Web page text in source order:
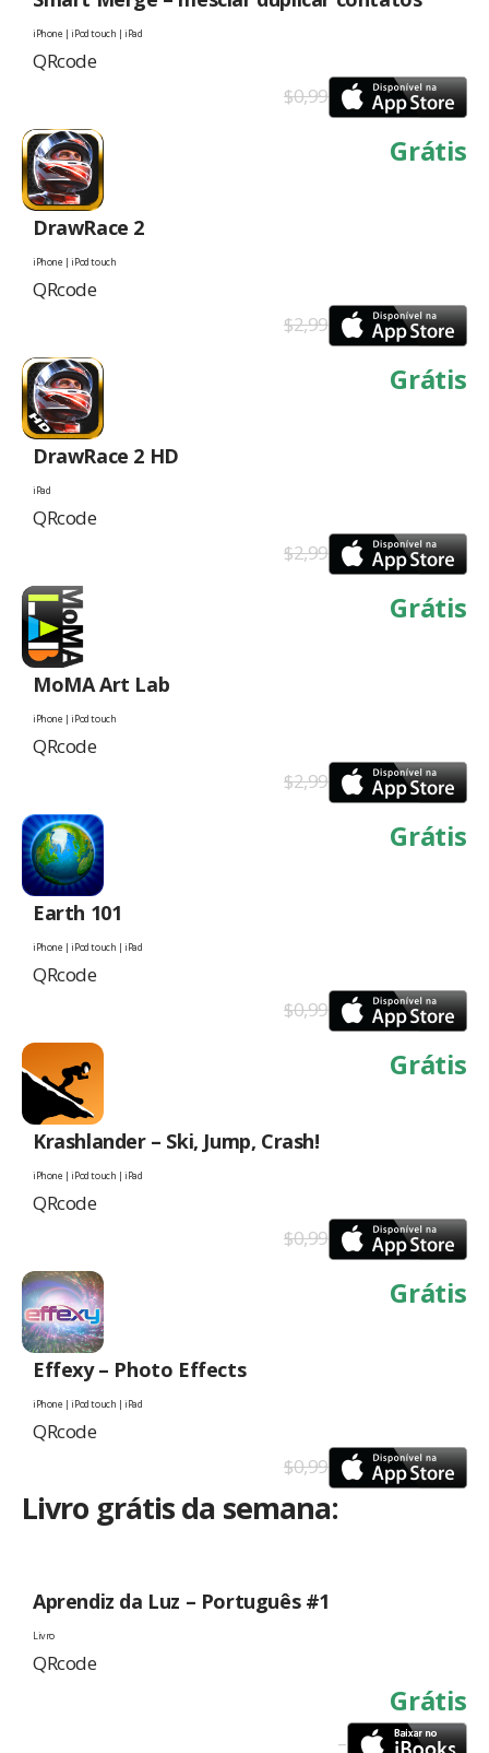
iPhone | iPod touch | iPad
QRcode
$0,99
DrawRace 2
iPhone | iPod touch
QRcode
Grátis
$2,99
DrawRace 2 HD
iPad
QRcode
Grátis
$2,99
MoMA Art Lab
iPhone | iPod touch
QRcode
Grátis
$2,99
Earth 101
iPhone | iPod touch | iPad
QRcode
Grátis
$0,99
Krashlander – Ski, Jump, Crash!
iPhone | iPod touch | iPad
QRcode
Grátis
$0,99
Effexy – Photo Effects
iPhone | iPod touch | iPad
QRcode
Grátis
$0,99
Livro grátis da semana:
Aprendiz da Luz – Português #1
Livro
QRcode
Grátis
–